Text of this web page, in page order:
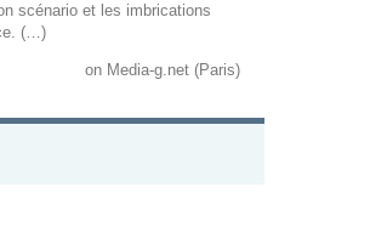
scénario et les imbrications
(…)
on Media-g.net (Paris)